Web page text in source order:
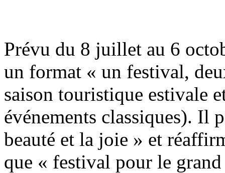
Prévu du 8 juillet au 6
un format « un festival,
saison touristique estivale
événements classiques). Il
beauté et la joie » et
que « festival pour le